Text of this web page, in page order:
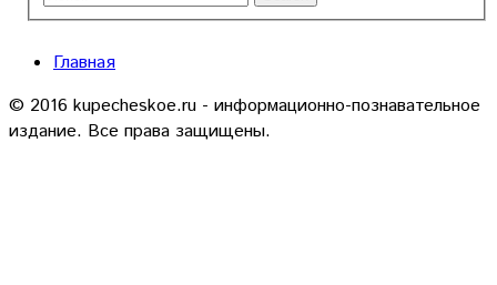
Главная
© 2016 kupecheskoe.ru - информационно-познавательное
издание. Все права защищены.